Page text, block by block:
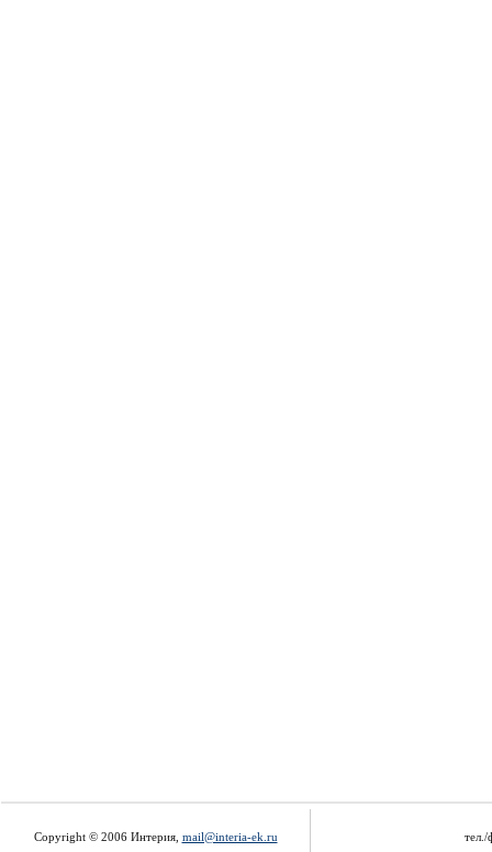
Copyright © 2006 Интерия, mail@interia-ek.ru